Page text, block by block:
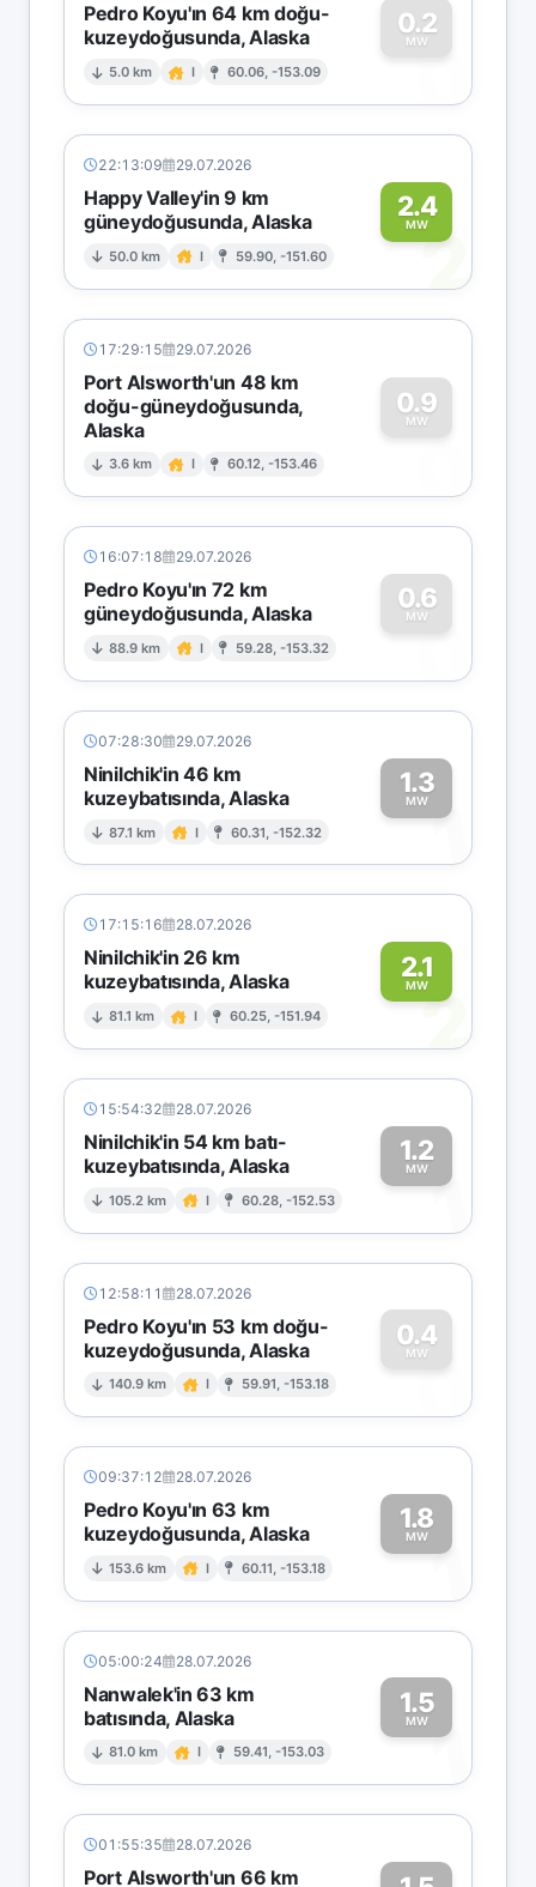
Pedro Koyu'ın 64 km doğu-
kuzeydoğusunda, Alaska
5.0 km I 60.06, -153.09
0.2
MW
0
22:13:09 29.07.2026
Happy Valley'in 9 km
güneydoğusunda, Alaska
50.0 km I 59.90, -151.60
2.4
MW2
17:29:15 29.07.2026
Port Alsworth'un 48 km
doğu-güneydoğusunda,
Alaska
3.6 km I 60.12, -153.46
0.9
MW
0
16:07:18 29.07.2026
Pedro Koyu'ın 72 km
güneydoğusunda, Alaska
88.9 km I 59.28, -153.32
0.6
MW
0
07:28:30 29.07.2026
Ninilchik'in 46 km
kuzeybatısında, Alaska
87.1 km I 60.31, -152.32
1.3
MW1
17:15:16 28.07.2026
Ninilchik'in 26 km
kuzeybatısında, Alaska
81.1 km I 60.25, -151.94
2.1
MW2
15:54:32 28.07.2026
Ninilchik'in 54 km batı-
kuzeybatısında, Alaska
105.2 km I 60.28, -152.53
1.2
MW1
12:58:11 28.07.2026
Pedro Koyu'ın 53 km doğu-
kuzeydoğusunda, Alaska
140.9 km I 59.91, -153.18
0.4
MW
0
09:37:12 28.07.2026
Pedro Koyu'ın 63 km
kuzeydoğusunda, Alaska
153.6 km I 60.11, -153.18
1.8
MW1
05:00:24 28.07.2026
Nanwalek'in 63 km
batısında, Alaska
81.0 km I 59.41, -153.03
1.5
MW1
01:55:35 28.07.2026
Port Alsworth'un 66 km